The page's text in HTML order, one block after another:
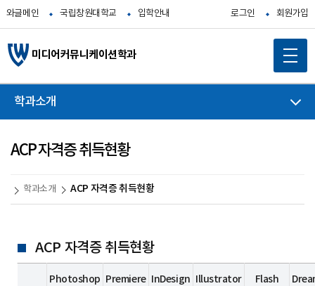
와글메인 국립창원대학교 입학안내 로그인 회원가입
미디어커뮤니케이션학과
학과소개
ACP 자격증 취득현황
학과소개 ACP 자격증 취득현황
ACP 자격증 취득현황
Photoshop Premiere InDesign Illustrator Flash